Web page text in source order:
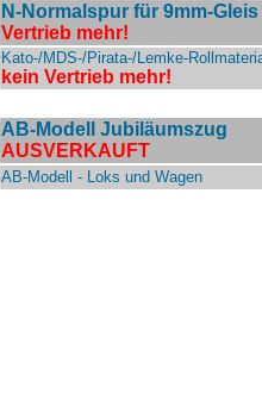
N-Normalspur für 9mm-Gleis
Vertrieb mehr!
Kato-/MDS-/Pirata-/Lemke-
kein Vertrieb mehr!
AB-Modell Jubiläumszug
AUSVERKAUFT
AB-Modell - Loks und Wagen